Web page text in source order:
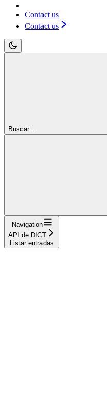
Contact us
Contact us
Buscar...
Navigation
API de DICT
Listar entradas